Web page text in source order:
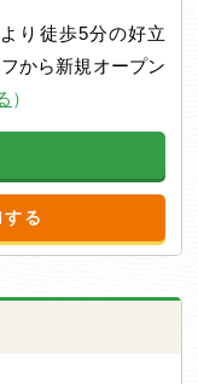
り徒歩5分の好立
から新規オープン
）
る